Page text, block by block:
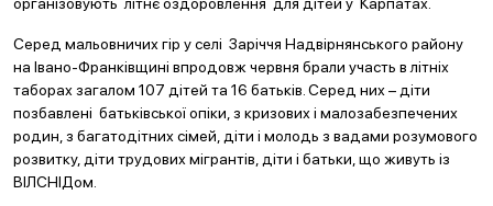
Серед мальовничих гір у селі Заріччя Надвірнянського району
на Івано-Франківщині впродовж червня брали участь в літніх
таборах загалом 107 дітей та 16 батьків. Серед них – діти
позбавлені батьківської опіки, з кризових і малозабезпечених
родин, з багатодітних сімей, діти і молодь з вадами розумового
розвитку, діти трудових мігрантів, діти і батьки, що живуть із
ВІЛСНІДом.